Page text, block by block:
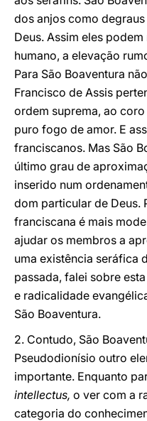
dos anjos como
Deus. Assim eles
humano, a elevação
Para São Boaventura
Francisco de Assis
ordem suprema, ao
puro fogo de amor. E
franciscanos. Mas São
último grau de
inserido num
dom particular de Deus.
franciscana é mais
ajudar os membros a
uma existência seráfica
passada, falei sobre
e radicalidade
São Boaventura.
2. Contudo, São
Pseudodionísio outro
importante. Enquanto
intellectus, o ver com a
categoria do